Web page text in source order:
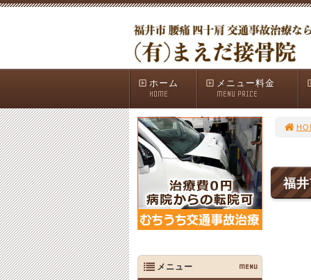
ホーム
HOME
メニュー料金
MENU PRICE
福
メニュー MENU